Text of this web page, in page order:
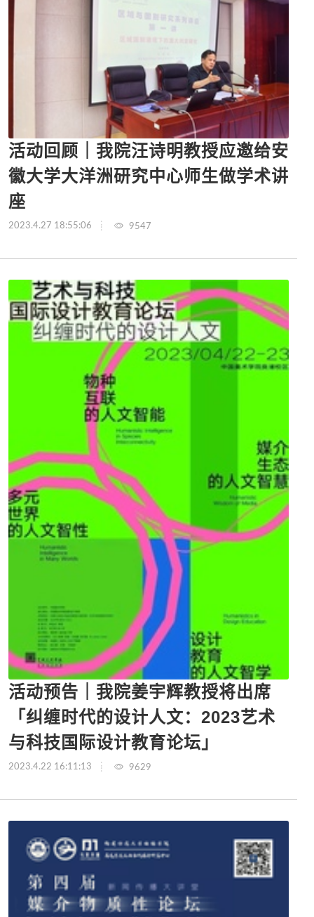
活动回顾｜我院汪诗明教授应邀给安
徽大学大洋洲研究中心师生做学术讲
座
2023.4.27 18:55:06 9547
活动预告｜我院姜宇辉教授将出席
「纠缠时代的设计人文：2023艺术
与科技国际设计教育论坛」
2023.4.22 16:11:13 9629